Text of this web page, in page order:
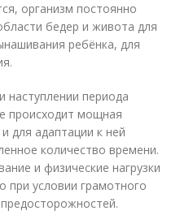
организм постоянно
бедер и живота для
ребёнка, для
периода
происходит мощная
для адаптации к ней
количество времени.
и физические нагрузки
условии грамотного